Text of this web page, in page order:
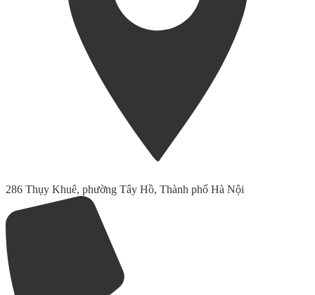
286 Thụy Khuê, phường Tây Hồ, Thành phố Hà Nội